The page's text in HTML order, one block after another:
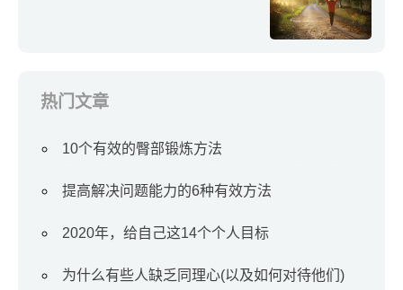
热门文章
10个有效的臀部锻炼方法
提高解决问题能力的6种有效方法
2020年，给自己这14个个人目标
为什么有些人缺乏同理心(以及如何对待他们)